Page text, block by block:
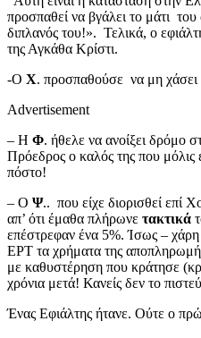
προσπαθεί να βγάλει το μάτι
διπλανός του!». Τελικά, ο
της Αγκάθα Κρίστι.
-Ο Χ. προσπαθούσε να μη χάσει
Advertisement
– Η Φ. ήθελε να ανοίξει δρόμο
Πρόεδρος ο καλός της που μόλις
πόστο!
– Ο Ψ.. που είχε διορισθεί επί
απ’ ότι έμαθα πλήρωνε τακτικά
επέστρεφαν ένα 5%. Ίσως –
ΕΡΤ τα χρήματα της
με καθυστέρηση που κράτησε
χρόνια μετά! Κανείς δεν το
Ένας Εφιάλτης ήτανε. Ούτε ο